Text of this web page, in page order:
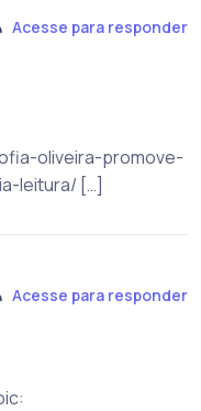
Acesse para responder
oliveira-promove-
leitura/ […]
Acesse para responder